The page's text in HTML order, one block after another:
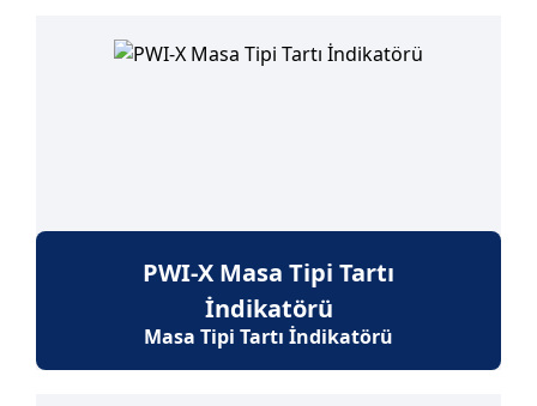
PWI-X Masa Tipi Tartı
İndikatörü
Masa Tipi Tartı İndikatörü